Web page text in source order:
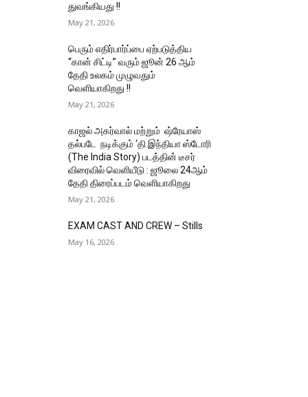
துவங்கியது !!
May 21, 2026
பெரும் எதிர்பார்ப்பை ஏற்படுத்திய
“கான் சிட்டி” வரும் ஜூன் 26 ஆம்
தேதி உலகம் முழுவதும்
வெளியாகிறது !!
May 21, 2026
காஜல் அகர்வால் மற்றும் ஷ்ரேயாஸ்
தல்படே நடிக்கும் ‘தி இந்தியா ஸ்டோரி
(The India Story) படத்தின் டீசர்
விரைவில் வெளியீடு : ஜூலை 24ஆம்
தேதி திரைப்படம் வெளியாகிறது
May 21, 2026
EXAM CAST AND CREW – Stills
May 16, 2026